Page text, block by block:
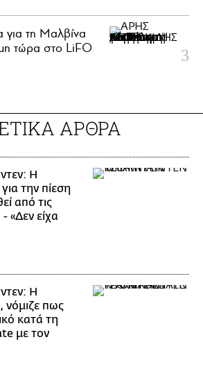
τη Μαλβίνα
τώρα στo LiFO
ΑΡΘΡΑ
Η
την πίεση
από τις
«Δεν είχα
Η
νόμιζε πως
κατά τη
με τον